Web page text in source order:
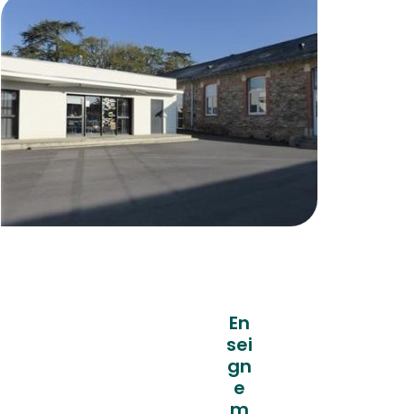
En
sei
gn
e